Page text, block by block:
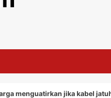
jika kabel jatuh